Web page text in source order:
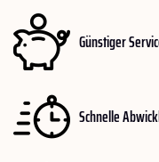
Günstiger
Schnelle